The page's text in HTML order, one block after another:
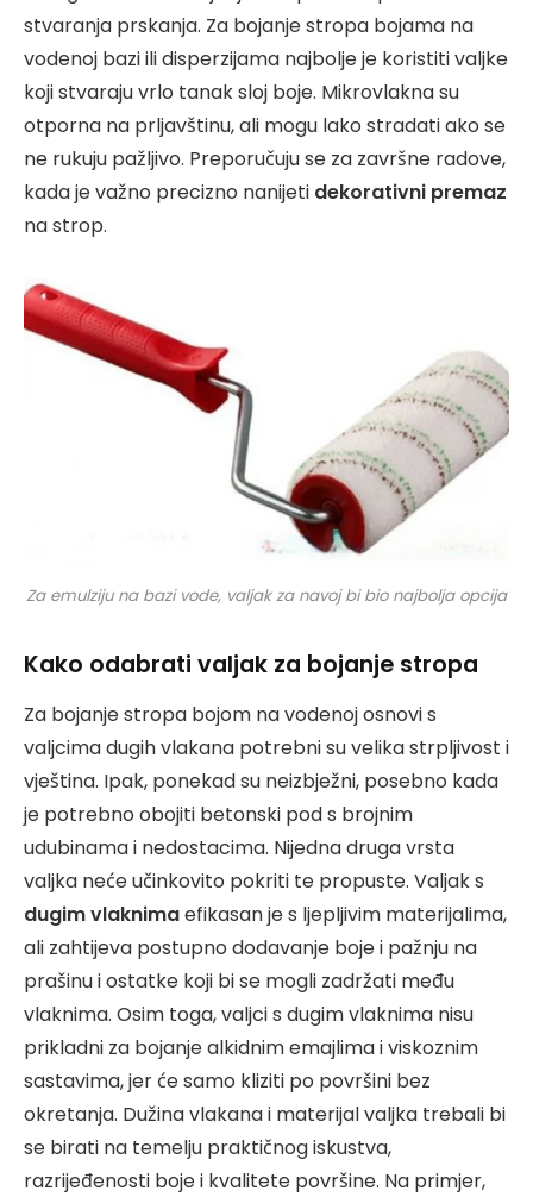
stvaranja prskanja. Za bojanje stropa bojama na
vodenoj bazi ili disperzijama najbolje je koristiti valjke
koji stvaraju vrlo tanak sloj boje. Mikrovlakna su
otporna na prljavštinu, ali mogu lako stradati ako se
ne rukuju pažljivo. Preporučuju se za završne radove,
kada je važno precizno nanijeti dekorativni premaz
na strop.
Za emulziju na bazi vode, valjak za navoj bi bio najbolja opcija
Kako odabrati valjak za bojanje stropa
Za bojanje stropa bojom na vodenoj osnovi s
valjcima dugih vlakana potrebni su velika strpljivost i
vještina. Ipak, ponekad su neizbježni, posebno kada
je potrebno obojiti betonski pod s brojnim
udubinama i nedostacima. Nijedna druga vrsta
valjka neće učinkovito pokriti te propuste. Valjak s
dugim vlaknimaefikasan je s ljepljivim materijalima,
ali zahtijeva postupno dodavanje boje i pažnju na
prašinu i ostatke koji bi se mogli zadržati među
vlaknima. Osim toga, valjci s dugim vlaknima nisu
prikladni za bojanje alkidnim emajlima i viskoznim
sastavima, jer će samo kliziti po površini bez
okretanja. Dužina vlakana i materijal valjka trebali bi
se birati na temelju praktičnog iskustva,
razrijeđenosti boje i kvalitete površine. Na primjer,